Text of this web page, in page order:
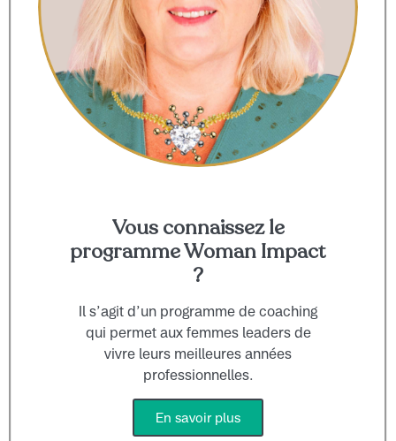
Vous connaissez le
programme Woman Impact
?
Il s’agit d’un programme de coaching
qui permet aux femmes leaders de
vivre leurs meilleures années
professionnelles.
En savoir plus